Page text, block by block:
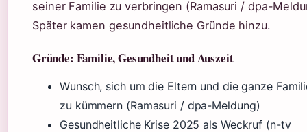
seiner Familie zu verbringen (Ramasuri / dpa-
Später kamen gesundheitliche Gründe hinzu.
Gründe: Familie, Gesundheit und Auszeit
Wunsch, sich um die Eltern und die ganze
zu kümmern (Ramasuri / dpa-Meldung)
Gesundheitliche Krise 2025 als Weckruf (n-tv